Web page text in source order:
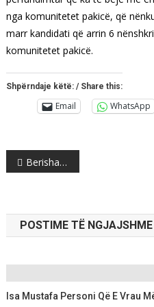
nga komunitetet pakicë, që
marr kandidati që arrin 6
komunitetet pakicë.
Shpërndaje këtë: / Share this:
Email WhatsApp
Post
navigation
Berisha hedh akuza të rënda për takimin e Ramës me Vuçiqin në Samitin e Ohrit
POSTIME TË NGJAJSHME
Isa Mustafa Personi Që E Vrau